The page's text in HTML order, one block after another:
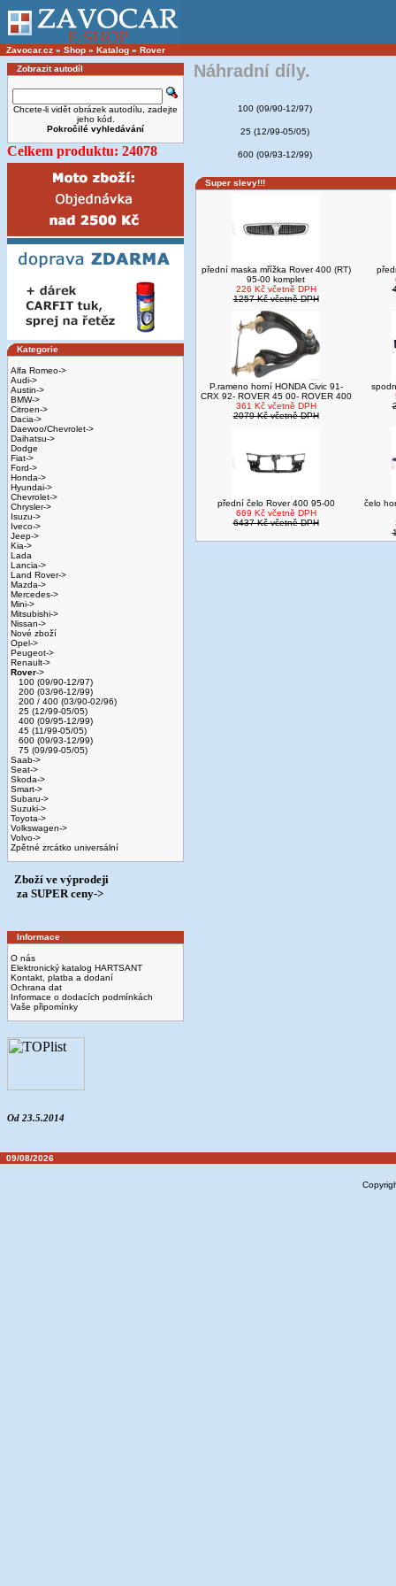
Zavocar.cz » Shop » Katalog » Rover
Zobrazit autodíl
Chcete-li vidět obrázek autodílu, zadejte
jeho kód.
Pokročilé vyhledávání
Celkem produktu: 24078
Kategorie
Alfa Romeo->
Audi->
Austin->
BMW->
Citroen->
Dacia->
Daewoo/Chevrolet->
Daihatsu->
Dodge
Fiat->
Ford->
Honda->
Hyundai->
Chevrolet->
Chrysler->
Isuzu->
Iveco->
Jeep->
Kia->
Lada
Lancia->
Land Rover->
Mazda->
Mercedes->
Mini->
Mitsubishi->
Nissan->
Nové zboží
Opel->
Peugeot->
Renault->
Rover->
100 (09/90-12/97)
200 (03/96-12/99)
200 / 400 (03/90-02/96)
25 (12/99-05/05)
400 (09/95-12/99)
45 (11/99-05/05)
600 (09/93-12/99)
75 (09/99-05/05)
Saab->
Seat->
Skoda->
Smart->
Subaru->
Suzuki->
Toyota->
Volkswagen->
Volvo->
Zpětné zrcátko universální
Zboží ve výprodeji
­ za SUPER ceny->
Informace
O nás
Elektronický katalog HARTSANT
Kontakt, platba a dodaní
Ochrana dat
Informace o dodacích podmínkách
Vaše připomínky
Od 23.5.2014
Náhradní díly.
100 (09/90-12/97)
25 (12/99-05/05)
600 (09/93-12/99)
Super slevy!!!
přední maska mřížka Rover 400 (RT)
95-00 komplet
226 Kč včetně DPH
1257 Kč včetně DPH
P.rameno horní HONDA Civic 91-
CRX 92- ROVER 45 00- ROVER 400
361 Kč včetně DPH
2079 Kč včetně DPH
přední čelo Rover 400 95-00
669 Kč včetně DPH
6437 Kč včetně DPH
čelo
09/08/2026